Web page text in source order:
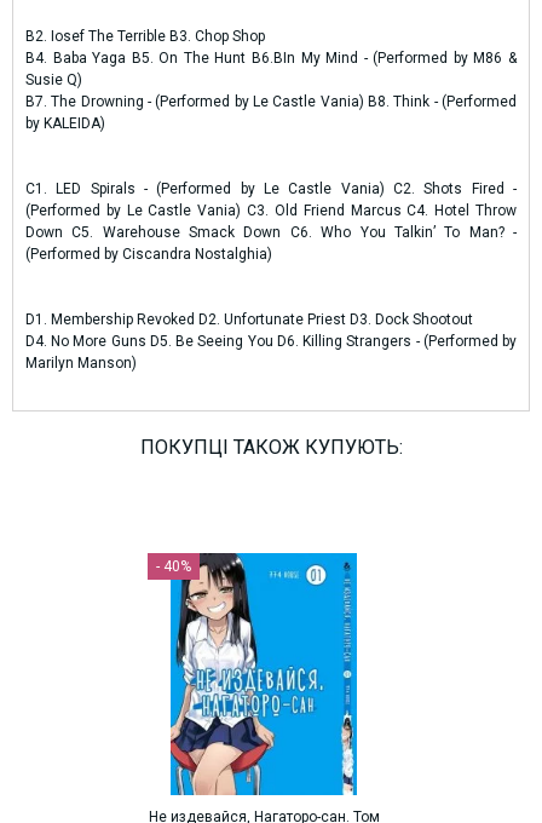
B2. Iosef The Terrible B3. Chop Shop
B4. Baba Yaga B5. On The Hunt B6.BIn My Mind - (Performed by M86 &
Susie Q)
B7. The Drowning - (Performed by Le Castle Vania) B8. Think - (Performed
by KALEIDA)
C1. LED Spirals - (Performed by Le Castle Vania) C2. Shots Fired -
(Performed by Le Castle Vania) C3. Old Friend Marcus C4. Hotel Throw
Down C5. Warehouse Smack Down C6. Who You Talkin’ To Man? -
(Performed by Ciscandra Nostalghia)
D1. Membership Revoked D2. Unfortunate Priest D3. Dock Shootout
D4. No More Guns D5. Be Seeing You D6. Killing Strangers - (Performed by
Marilyn Manson)
ПОКУПЦІ ТАКОЖ КУПУЮТЬ:
- 40%
Не издевайся, Нагаторо-сан. Том